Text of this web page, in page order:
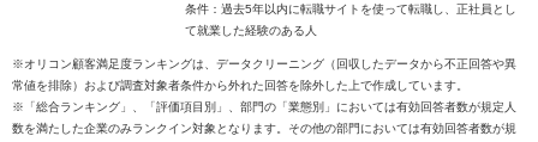
条件：過去5年以内に転職サイトを使って転職し、正社員とし
て就業した経験のある人
※オリコン顧客満足度ランキングは、データクリーニング（回収したデータから不正回答や異
常値を排除）および調査対象者条件から外れた回答を除外した上で作成しています。
※「総合ランキング」、「評価項目別」、部門の「業態別」においては有効回答者数が規定人
数を満たした企業のみランクイン対象となります。その他の部門においては有効回答者数が規